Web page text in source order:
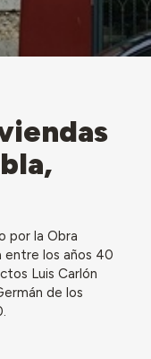
por la Obra
entre los años 40
Luis Carlón
de los